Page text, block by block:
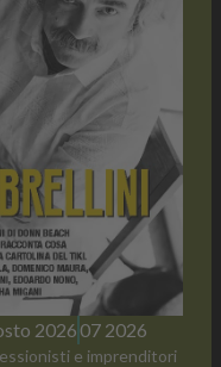
2026 07 2026
e imprenditori